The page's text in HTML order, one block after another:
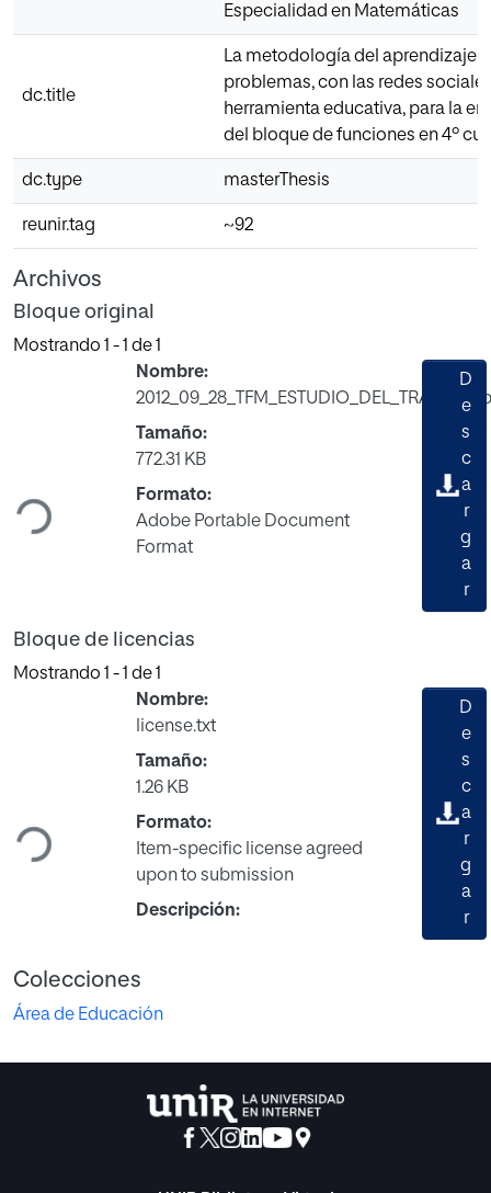
Especialidad en Matemáticas
dc.title
La metodología del aprendizaje
problemas, con las redes
herramienta educativa, para la
del bloque de funciones en 4º
dc.type masterThesis
reunir.tag ~92
Archivos
Bloque original
Mostrando 1 - 1 de 1
Cargando...
Nombre:
Tamaño:
772.31 KB
Formato:
Adobe Portable Document
Format
D
e
s
c
a
r
g
a
r
Bloque de licencias
Mostrando 1 - 1 de 1
Cargando...
Nombre:
license.txt
Tamaño:
1.26 KB
Formato:
Item-specific license agreed
upon to submission
Descripción:
D
e
s
c
a
r
g
a
r
Colecciones
Área de Educación